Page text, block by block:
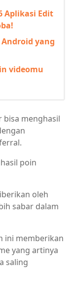
Aplikasi Edit
yang
videomu
bisa menghasil
poin
oleh
sabar dalam
ini memberikan
yang artinya
saling